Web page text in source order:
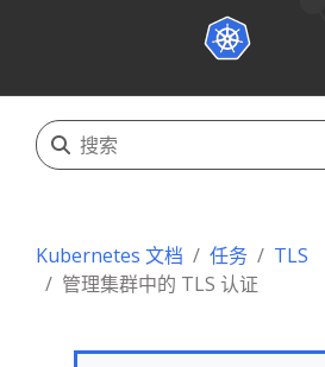
Kubernetes 文档 任务
TLS
管理集群中的 TLS 认证